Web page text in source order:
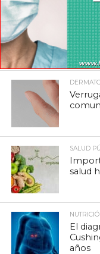
SALUD
salud
El
años